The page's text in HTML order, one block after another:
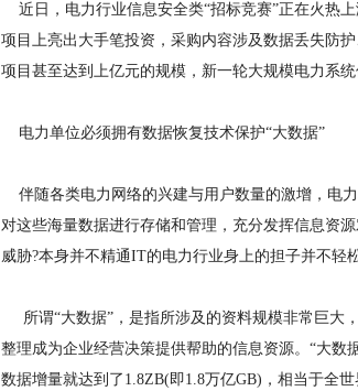
近日，电力行业信息安全类“招标竞赛”正在火热
项目上亮出大手笔投资，采购内容涉及数据丢失防
项目甚至达到上亿元的规模，新一轮大规模电力系统
电力单位必须拥有数据恢复技术保护“大数据”
伴随各类电力网络的兴建与用户数量的激增，电
对这些海量数据进行存储和管理，充分发挥信息资
威胁?本身并不精通IT的电力行业身上的担子并不轻松
所谓“大数据”，是指所涉及的资料规模非常巨大
整理成为企业经营决策提供帮助的信息资源。“大数
数据增量就达到了1.8ZB(即1.8万亿GB)，相当于全